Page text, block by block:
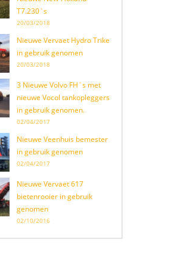
T7.230`s
20/03/2018
Nieuwe Vervaet Hydro Trike
in gebruik genomen
20/03/2018
3 Nieuwe Volvo FH`s met
nieuwe Vocol tankopleggers
in gebruik genomen.
02/04/2017
Nieuwe Veenhuis bemester
in gebruik genomen
02/04/2017
Nieuwe Vervaet 617
bietenrooier in gebruik
genomen
02/10/2016